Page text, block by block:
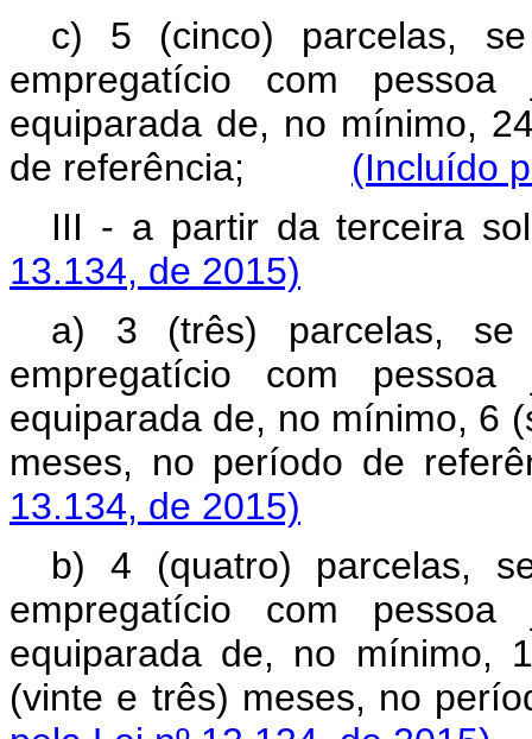
c) 5 (cinco) parcelas,
empregatício com
equiparada de, no mínimo,
de referência; (Incluído
III - a partir da
13.134, de 2015)
a) 3 (três) parcelas, se
empregatício com
equiparada de, no mínimo, 6
meses, no período
13.134, de 2015)
b) 4 (quatro) parcelas,
empregatício com
equiparada de, no mínimo,
(vinte e três) meses, no